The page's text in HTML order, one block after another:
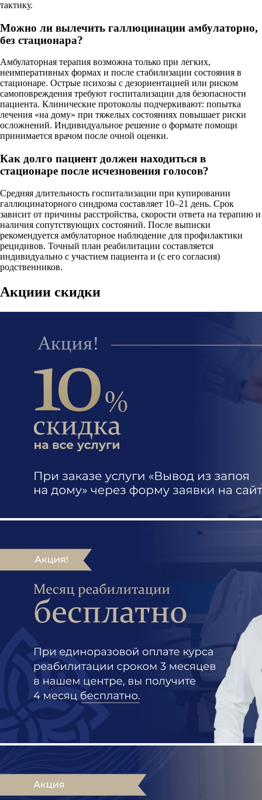
тактику.
Можно ли вылечить галлюцинации амбулаторно,
без стационара?
Амбулаторная терапия возможна только при легких,
неимперативных формах и после стабилизации состояния в
стационаре. Острые психозы с дезориентацией или риском
самоповреждения требуют госпитализации для безопасности
пациента. Клинические протоколы подчеркивают: попытка
лечения «на дому» при тяжелых состояниях повышает риски
осложнений. Индивидуальное решение о формате помощи
принимается врачом после очной оценки.
Как долго пациент должен находиться в
стационаре после исчезновения голосов?
Средняя длительность госпитализации при купировании
галлюцинаторного синдрома составляет 10–21 день. Срок
зависит от причины расстройства, скорости ответа на терапию и
наличия сопутствующих состояний. После выписки
рекомендуется амбулаторное наблюдение для профилактики
рецидивов. Точный план реабилитации составляется
индивидуально с участием пациента и (с его согласия)
родственников.
Акциии скидки